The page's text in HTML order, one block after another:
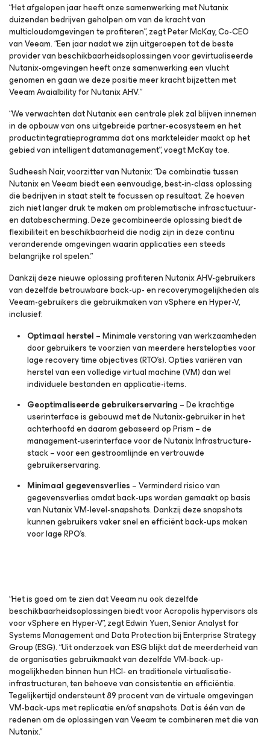
“Het afgelopen jaar heeft onze samenwerking met Nutanix
duizenden bedrijven geholpen om van de kracht van
multicloudomgevingen te profiteren”, zegt Peter McKay, Co-CEO
van Veeam. “Een jaar nadat we zijn uitgeroepen tot de beste
provider van beschikbaarheidsoplossingen voor gevirtualiseerde
Nutanix-omgevingen heeft onze samenwerking een vlucht
genomen en gaan we deze positie meer kracht bijzetten met
Veeam Avaialbilityfor Nutanix AHV.”
“We verwachten dat Nutanix een centrale plek zal blijven innemen
in de opbouw van ons uitgebreide partner-ecosysteem en het
productintegratieprogramma dat ons markteleider maakt op het
gebied van intelligent datamanagement”, voegt McKay toe.
Sudheesh Nair, voorzitter van Nutanix: “De combinatie tussen
Nutanix en Veeam biedt een eenvoudige, best-in-class oplossing
die bedrijven in staat stelt te focussen op resultaat. Ze hoeven
zich niet langer druk te maken om problematische infrasctuctuur-
en databescherming. Deze gecombineerde oplossing biedt de
flexibiliteit en beschikbaarheid die nodig zijn in deze continu
veranderende omgevingen waarin applicaties een steeds
belangrijke rol spelen.”
Dankzij deze nieuwe oplossing profiteren Nutanix AHV-gebruikers
van dezelfde betrouwbare back-up- en recoverymogelijkheden als
Veeam-gebruikers die gebruikmaken van vSphere en Hyper-V,
inclusief:
Optimaal herstel – Minimale verstoring van werkzaamheden
door gebruikers te voorzien van meerdere herstelopties voor
lage recovery time objectives (RTO’s). Opties variëren van
herstel van een volledige virtual machine (VM) dan wel
individuele bestanden en applicatie-items.
Geoptimaliseerde gebruikerservaring – De krachtige
userinterface is gebouwd met de Nutanix-gebruiker in het
achterhoofd en daarom gebaseerd op Prism – de
management-userinterface voor de Nutanix Infrastructure-
stack – voor een gestroomlijnde en vertrouwde
gebruikerservaring.
Minimaal gegevensverlies – Verminderd risico van
gegevensverlies omdat back-ups worden gemaakt op basis
van Nutanix VM-level-snapshots. Dankzij deze snapshots
kunnen gebruikers vaker snel en efficiënt back-ups maken
voor lage RPO’s.
“Het is goed om te zien dat Veeam nu ook dezelfde
beschikbaarheidsoplossingen biedt voor Acropolis hypervisors als
voor vSphere en Hyper-V”, zegt Edwin Yuen, Senior Analyst for
Systems Management and Data Protection bij Enterprise Strategy
Group (ESG). “Uit onderzoek van ESG blijkt dat de meerderheid van
de organisaties gebruikmaakt van dezelfde VM-back-up-
mogelijkheden binnen hun HCI- en traditionele virtualisatie-
infrastructuren, ten behoeve van consistentie en efficiëntie.
Tegelijkertijd ondersteunt 89 procent van de virtuele omgevingen
VM-back-ups met replicatie en/of snapshots. Dat is één van de
redenen om de oplossingen van Veeam te combineren met die van
Nutanix.”